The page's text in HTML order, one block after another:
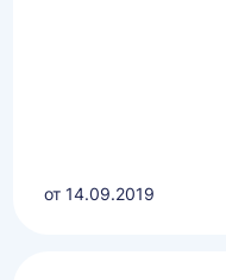
от 14.09.2019